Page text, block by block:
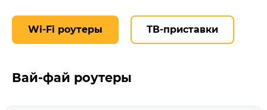
Wi-Fi роутеры ТВ-приставки
Вай-фай роутеры